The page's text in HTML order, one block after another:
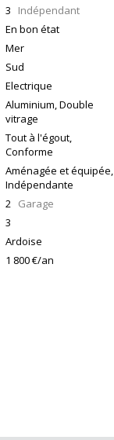
3 Indépendant
En bon état
Mer
Sud
Electrique
Aluminium, Double
vitrage
Tout à l'égout,
Conforme
Aménagée et équipée,
Indépendante
2 Garage
3
Ardoise
1 800 €/an